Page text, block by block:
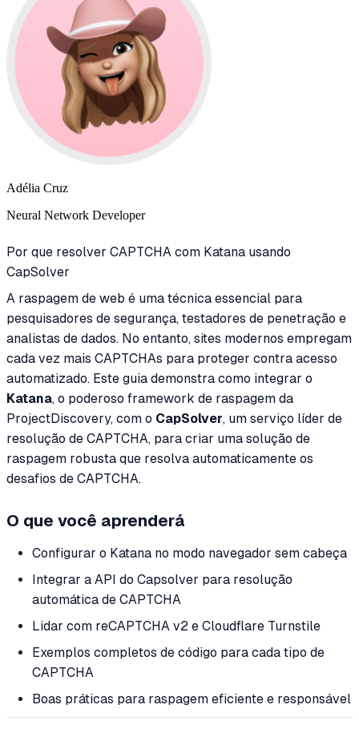
Adélia Cruz
Neural Network Developer
Por que resolver CAPTCHA com Katana usando
CapSolver
A raspagem de web é uma técnica essencial para
pesquisadores de segurança, testadores de penetração e
analistas de dados. No entanto, sites modernos empregam
cada vez mais CAPTCHAs para proteger contra acesso
automatizado. Este guia demonstra como integrar o
Katana, o poderoso framework de raspagem da
ProjectDiscovery, com o CapSolver, um serviço líder de
resolução de CAPTCHA, para criar uma solução de
raspagem robusta que resolva automaticamente os
desafios de CAPTCHA.
O que você aprenderá
Configurar o Katana no modo navegador sem cabeça
Integrar a API do Capsolver para resolução
automática de CAPTCHA
Lidar com reCAPTCHA v2 e Cloudflare Turnstile
Exemplos completos de código para cada tipo de
CAPTCHA
Boas práticas para raspagem eficiente e responsável